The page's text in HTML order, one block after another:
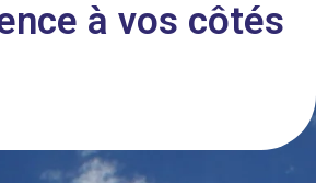
à vos côtés